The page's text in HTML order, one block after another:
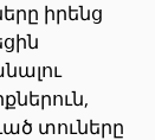
իրենց
տուները